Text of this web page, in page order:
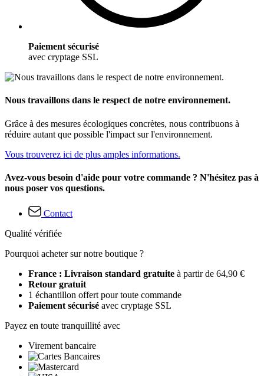
Paiement sécurisé
avec cryptage SSL
Nous travaillons dans le respect de notre environnement.
Grâce à des mesures écologiques concrètes, nous contribuons à
réduire autant que possible l'impact sur l'environnement.
Vous trouverez ici de plus amples informations.
Avez-vous besoin d'aide pour votre commande ? N'hésitez pas à
nous poser vos questions.
Contact
Qualité vérifiée
Pourquoi acheter sur notre boutique ?
France : Livraison standard gratuite à partir de 64,90 €
Retour gratuit
1 échantillon offert pour toute commande
Paiement sécurisé avec cryptage SSL
Payez en toute tranquillité avec
Virement bancaire